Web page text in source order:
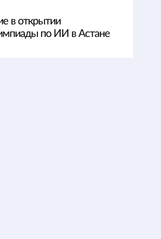
в открытии
по ИИ в Астане